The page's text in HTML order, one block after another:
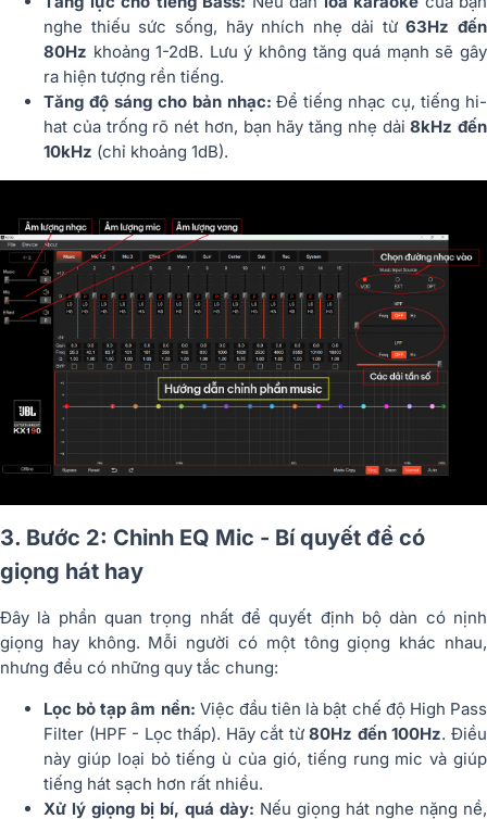
nghe thiếu sức sống, hãy nhích nhẹ dải từ63Hz đến
80Hz khoảng 1-2dB. Lưu ý không tăng quá mạnh sẽ gây
ra hiện tượng rền tiếng.
Tăng độ sáng cho bản nhạc: Để tiếng nhạc cụ, tiếng hi-
hat của trống rõ nét hơn, bạn hãy tăng nhẹ dải8kHz đến
10kHz (chỉ khoảng 1dB).
3. Bước 2: Chỉnh EQ Mic - Bí quyết để có
giọng hát hay
Đây là phần quan trọng nhất để quyết định bộ dàn có nịnh
giọng hay không. Mỗi người có một tông giọng khác nhau,
nhưng đều có những quy tắc chung:
Lọc bỏ tạp âm nền: Việc đầu tiên là bật chế độ High Pass
Filter (HPF - Lọc thấp). Hãy cắt từ80Hz đến 100Hz. Điều
này giúp loại bỏ tiếng ù của gió, tiếng rung mic và giúp
tiếng hát sạch hơn rất nhiều.
Xử lý giọng bị bí, quá dày: Nếu giọng hát nghe nặng nề,